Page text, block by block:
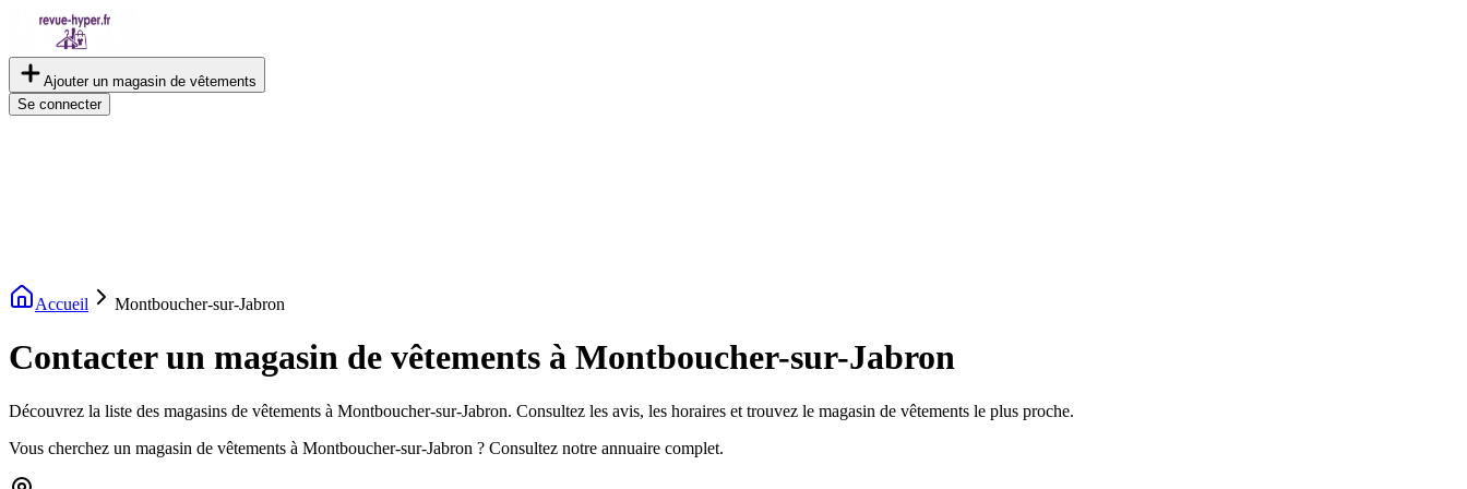
Ajouter un magasin de vêtements
Se connecter
Accueil Montboucher-sur-Jabron
Contacter un magasin de vêtements à Montboucher-sur-Jabron
Découvrez la liste des magasins de vêtements à Montboucher-sur-Jabron. Consultez les avis, les horaires et trouvez le magasin de vêtements le plus proche.
Vous cherchez un magasin de vêtements à Montboucher-sur-Jabron ? Consultez notre annuaire complet.